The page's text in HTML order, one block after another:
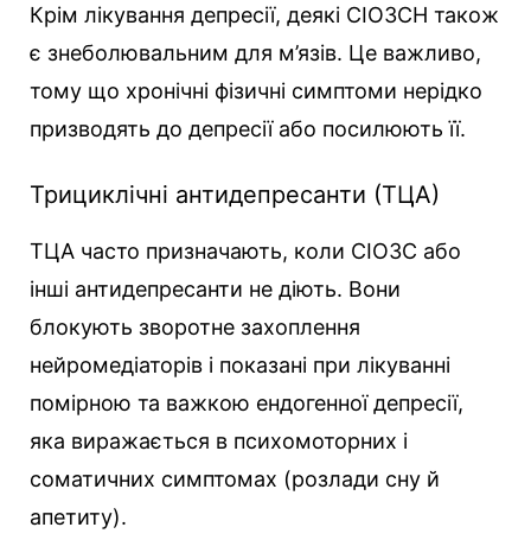
Крім лікування депресії, деякі СІОЗСН також
є знеболювальним для м’язів. Це важливо,
тому що хронічні фізичні симптоми нерідко
призводять до депресії або посилюють її.
Трициклічні антидепресанти (ТЦА)
ТЦА часто призначають, коли СІОЗС або
інші антидепресанти не діють. Вони
блокують зворотне захоплення
нейромедіаторів і показані при лікуванні
помірною та важкою ендогенної депресії,
яка виражається в психомоторних і
соматичних симптомах (розлади сну й
апетиту).